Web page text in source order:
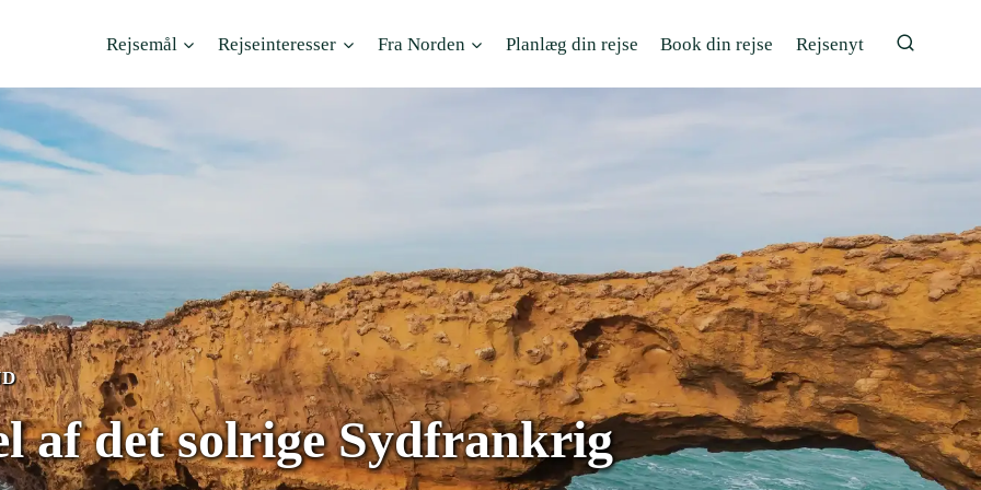
Rejsemål Rejseinteresser Fra Norden Planlæg din rejse Book din rejse Rejsenyt
af det solrige Sydfrankrig